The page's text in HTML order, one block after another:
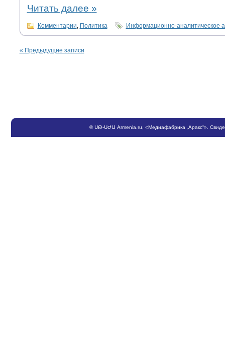
Читать далее »
Комментарии, Политика Информационно-аналитическое
« Предыдущие записи
©ՍԹ-ՍԺԱ Armenia.ru , «Медиафабрика „Аракс“».